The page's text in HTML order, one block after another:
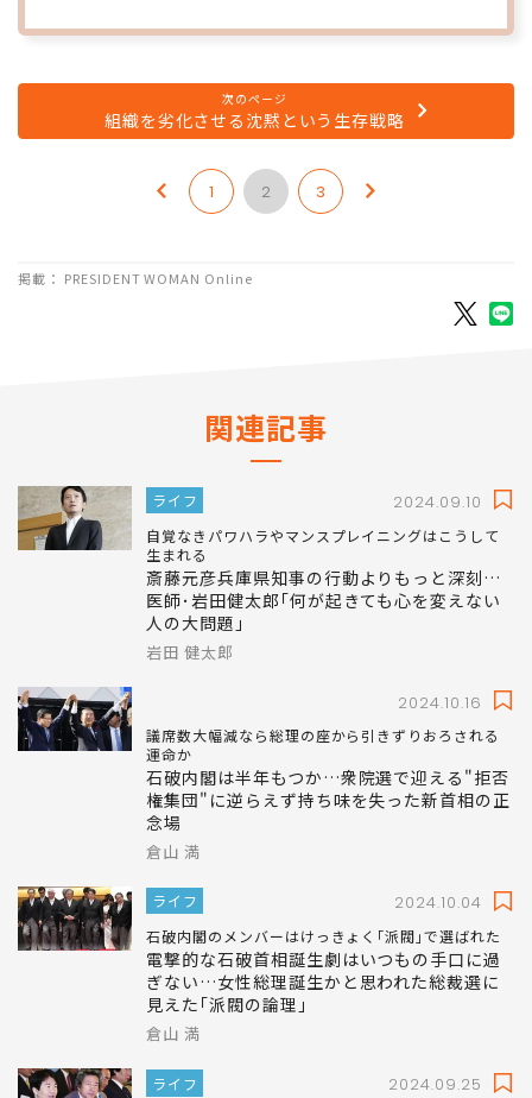
次のページ
組織を劣化させる沈黙という生存戦略
1 2 3
掲載： PRESIDENT WOMAN Online
関連記事
ライフ 2024.09.10
自覚なきパワハラやマンスプレイニングはこうして
生まれる
斎藤元彦兵庫県知事の行動よりもっと深刻…
医師･岩田健太郎｢何が起きても心を変えない
人の大問題｣
岩田 健太郎
2024.10.16
議席数大幅減なら総理の座から引きずりおろされる
運命か
石破内閣は半年もつか…衆院選で迎える"拒否
権集団"に逆らえず持ち味を失った新首相の正
念場
倉山 満
ライフ 2024.10.04
石破内閣のメンバーはけっきょく｢派閥｣で選ばれた
電撃的な石破首相誕生劇はいつもの手口に過
ぎない…女性総理誕生かと思われた総裁選に
見えた｢派閥の論理｣
倉山 満
ライフ 2024.09.25